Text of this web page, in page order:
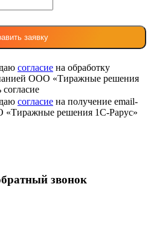
согласие на обработку
ООО «Тиражные решения
согласие на получение email-
«Тиражные решения 1С-Рарус»
звонок